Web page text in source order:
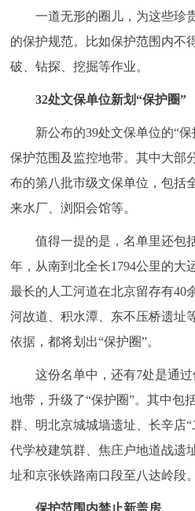
政务服务
个人服务
中介服务 阳光政
12345网上接诉即办 我
参与调查 在线访谈
走进北京
多语种
一道无形的圈儿，为这些珍
的保护规范。比如保护范围内不
破、钻探、挖掘等作业。
32处文保单位新划“保护圈”
新公布的39处文保单位的“保
保护范围及监控地带。其中大部
布的第八批市级文保单位，包括
来水厂、浏阳会馆等。
值得一提的是，名单里还包
年，从南到北全长1794公里的大
最长的人工河道在北京留存有
河故道、积水潭、东不压桥遗址
依据，都将划出“保护圈”。
这份名单中，还有7处是通过
地带，升级了“保护圈”。其中包
群、明北京城城墙遗址、长辛店
代学校建筑群、焦庄户地道战遗
址和京张铁路南口段至八达岭段。
保护范围内禁止新盖房